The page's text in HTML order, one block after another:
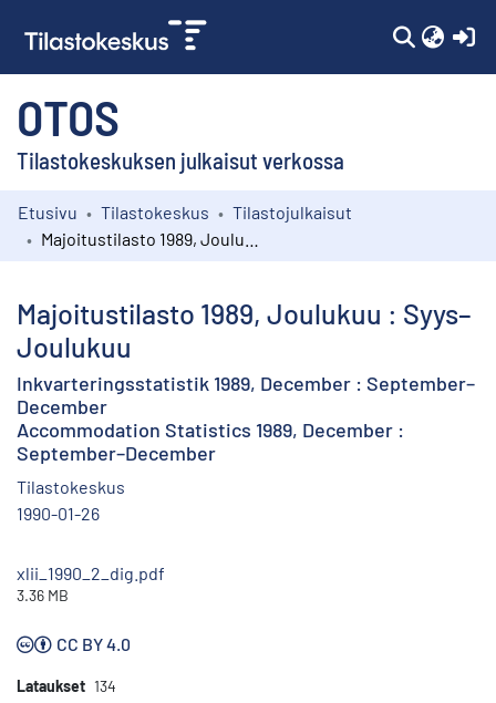
OTOS
Tilastokeskuksen julkaisut verkossa
Kokoelmat
Etusivu Tilastokeskus
Tilastojulkaisut
Majoitustilasto 1989, Joulukuu : Syys–
Joulukuu
Inkvarteringsstatistik 1989, December : September–
December
Accommodation Statistics 1989, December :
September–December
Tilastokeskus
1990-01-26
xlii_1990_2_dig.pdf
3.36 MB
CC BY 4.0
Lataukset 134